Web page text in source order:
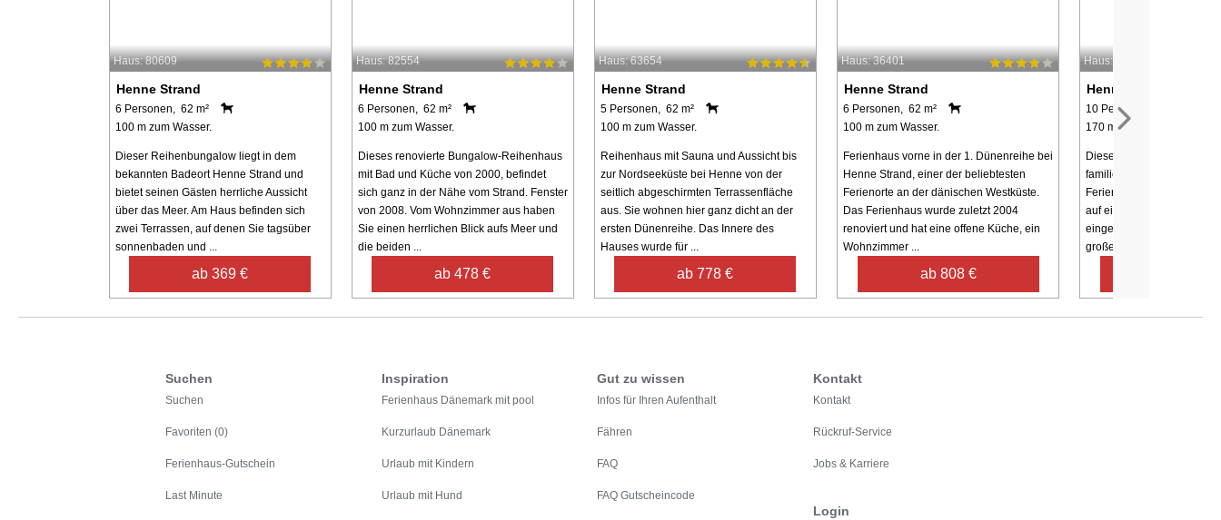
Haus: 80609
Henne Strand
6 Personen, 62 m²
100 m zum Wasser.
Dieser Reihenbungalow liegt in dem
bekannten Badeort Henne Strand und
bietet seinen Gästen herrliche Aussicht
über das Meer. Am Haus befinden sich
zwei Terrassen, auf denen Sie tagsüber
sonnenbaden und ...
ab 369 €
Haus: 82554
Henne Strand
6 Personen, 62 m²
100 m zum Wasser.
Dieses renovierte Bungalow-Reihenhaus
mit Bad und Küche von 2000, befindet
sich ganz in der Nähe vom Strand. Fenster
von 2008. Vom Wohnzimmer aus haben
Sie einen herrlichen Blick aufs Meer und
die beiden ...
ab 478 €
Haus: 63654
Henne Strand
5 Personen, 62 m²
100 m zum Wasser.
Reihenhaus mit Sauna und Aussicht bis
zur Nordseeküste bei Henne von der
seitlich abgeschirmten Terrassenfläche
aus. Sie wohnen hier ganz dicht an der
ersten Dünenreihe. Das Innere des
Hauses wurde für ...
ab 778 €
Haus: 36401
Henne Strand
6 Personen, 62 m²
100 m zum Wasser.
Ferienhaus vorne in der 1. Dünenreihe bei
Henne Strand, einer der beliebtesten
Ferienorte an der dänischen Westküste.
Das Ferienhaus wurde zuletzt 2004
renoviert und hat eine offene Küche, ein
Wohnzimmer ...
ab 808 €
Haus: 18686
Henne Strand
10 Personen, 156 m²
170 m zum Wasser.
Dieses ansprechende und
familienfreundliche, 156
Ferienhaus wurde 1986 in
auf einem 1560 m² großen
eingeschränktem
große Wohnzimmer ist mit
Suchen
Suchen
Favoriten (0)
Ferienhaus-Gutschein
Last Minute
Inspiration
Ferienhaus Dänemark mit pool
Kurzurlaub Dänemark
Urlaub mit Kindern
Urlaub mit Hund
Gut zu wissen
Infos für Ihren Aufenthalt
Fähren
FAQ
FAQ Gutscheincode
Kontakt
Kontakt
Rückruf-Service
Jobs & Karriere
Login